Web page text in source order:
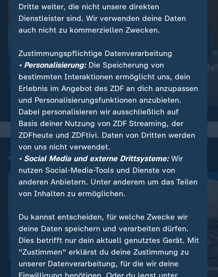
Wetter:
So wird das Wetter
Nachrichten | heute
Lebenslange
Anschlag
Video
Zuletzt auf ZDFheute veröffentlicht
Interview
Nach Vorfall am
Dritte weiter, die nicht unsere direkten
Dienstleister sind. Wir verwenden deine Daten
auch nicht zu kommerziellen Zwecken.
Zustimmungspflichtige Datenverarbeitung
• Personalisierung:Die Speicherung von
bestimmten Interaktionen ermöglicht uns, dein
Erlebnis im Angebot des ZDF an dich anzupassen
und Personalisierungsfunktionen anzubieten.
Dabei personalisieren wir ausschließlich auf
Basis deiner Nutzung von ZDF Streaming, der
ZDFheute und ZDFtivi. Daten von Dritten werden
von uns nicht verwendet.
• Social Media und externe Drittsysteme:Wir
nutzen Social-Media-Tools und Dienste von
anderen Anbietern. Unter anderem um das Teilen
von Inhalten zu ermöglichen.
Du kannst entscheiden, für welche Zwecke wir
deine Daten speichern und verarbeiten dürfen.
Dies betrifft nur dein aktuell genutztes Gerät. Mit
"Zustimmen" erklärst du deine Zustimmung zu
unserer Datenverarbeitung, für die wir deine
Einwilligung benötigen. Oder du legst unter